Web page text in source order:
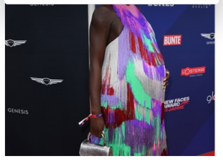
bestimmten Merkmalen (Fingerprinting) identifizieren
Erfahren Sie mehr darüber, wie Ihre persönlichen Daten
verarbeitet werden, und legen Sie Ihre Präferenzen im
fest.
Wir verwenden Cookies, um Inhalte und Anzeigen zu
personalisieren, Funktionen für soziale Medien anbieten
zu können und die Zugriffe auf unsere Website zu
analysieren. Außerdem geben wir Informationen zu Ihrer
Verwendung unserer Website an unsere Partner für
soziale Medien, Werbung und Analysen weiter. Unsere
Partner führen diese Informationen möglicherweise mit